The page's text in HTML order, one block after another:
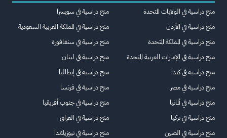
منح دراسية في الولايات المتحدة
منح دراسية في الأردن
منح دراسية في المملكة المتحدة
منح دراسية في الإمارات العربية المتحدة
منح دراسية في كندا
منح دراسية في مصر
منح دراسية في ألمانيا
منح دراسية في تركيا
منح دراسية في الصين
منح دراسية في سويسرا
منح دراسية في المملكة العربية السعودية
منح دراسية في سنغافورة
منح دراسية في لبنان
منح دراسية في إيطاليا
منح دراسية في فرنسا
منح دراسية في جنوب أفريقيا
منح دراسية في العراق
منح دراسية في نيوزيلاندا